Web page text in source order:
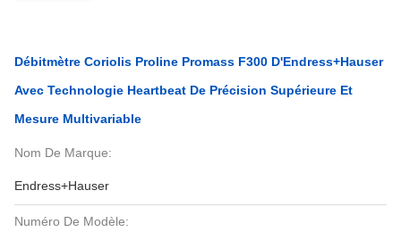
Débitmètre Coriolis Proline Promass F300 D'Endress+Hauser
Avec Technologie Heartbeat De Précision Supérieure Et
Mesure Multivariable
Nom De Marque:
Endress+Hauser
Numéro De Modèle: